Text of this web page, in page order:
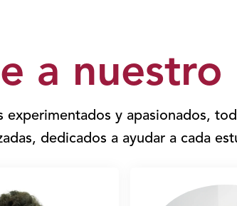
a
experimentados y apasionados,
dedicados a ayudar a cada